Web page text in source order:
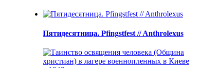
Пятидесятница. Pfingstfest // Anthrolexus